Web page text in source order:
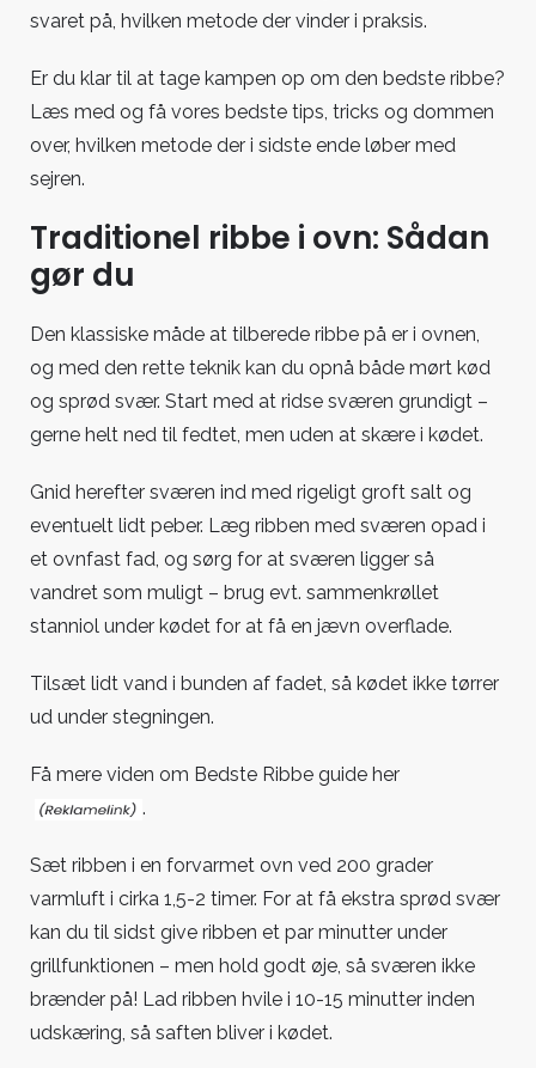
svaret på, hvilken metode der vinder i praksis.
Er du klar til at tage kampen op om den bedste ribbe?
Læs med og få vores bedste tips, tricks og dommen
over, hvilken metode der i sidste ende løber med
sejren.
Traditionel ribbe i ovn: Sådan
gør du
Den klassiske måde at tilberede ribbe på er i ovnen,
og med den rette teknik kan du opnå både mørt kød
og sprød svær. Start med at ridse sværen grundigt –
gerne helt ned til fedtet, men uden at skære i kødet.
Gnid herefter sværen ind med rigeligt groft salt og
eventuelt lidt peber. Læg ribben med sværen opad i
et ovnfast fad, og sørg for at sværen ligger så
vandret som muligt – brug evt. sammenkrøllet
stanniol under kødet for at få en jævn overflade.
Tilsæt lidt vand i bunden af fadet, så kødet ikke tørrer
ud under stegningen.
Få mere viden om Bedste Ribbe guide her
.
Sæt ribben i en forvarmet ovn ved 200 grader
varmluft i cirka 1,5-2 timer. For at få ekstra sprød svær
kan du til sidst give ribben et par minutter under
grillfunktionen – men hold godt øje, så sværen ikke
brænder på! Lad ribben hvile i 10-15 minutter inden
udskæring, så saften bliver i kødet.